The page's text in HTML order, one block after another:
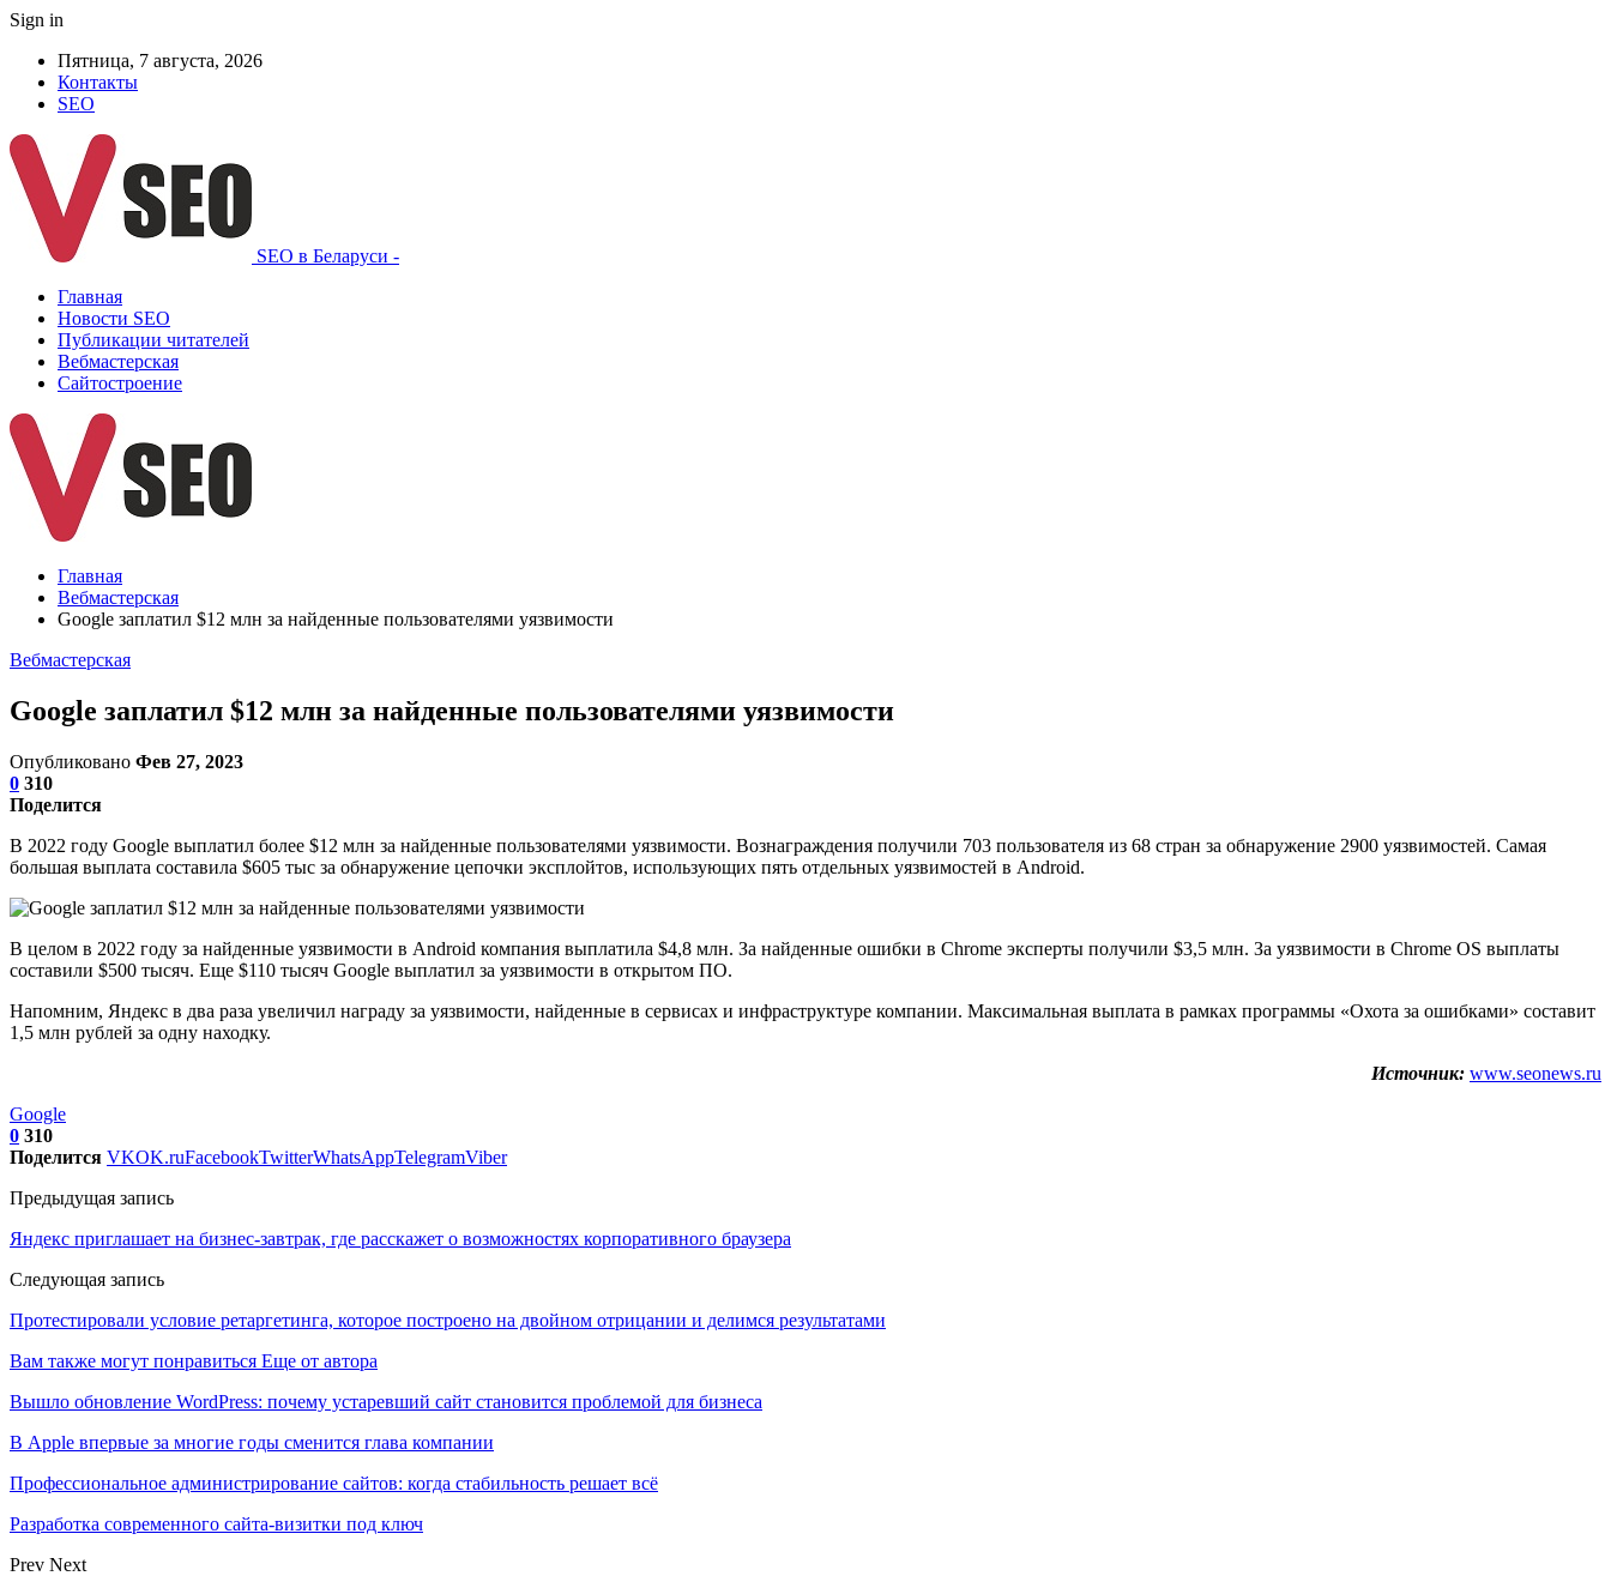
Sign in
Пятница, 7 августа, 2026
Контакты
SEO
SEO в Беларуси -
Главная
Новости SEO
Публикации читателей
Вебмастерская
Сайтостроение
Главная
Вебмастерская
Google заплатил $12 млн за найденные пользователями уязвимости
Вебмастерская
Google заплатил $12 млн за найденные пользователями уязвимости
Опубликовано Фев 27, 2023
0 310
Поделится
В 2022 году Google выплатил более $12 млн за найденные пользователями уязвимости. Вознаграждения получили 703 пользователя из 68 стран за обнаружение 2900 уязвимостей. Самая
большая выплата составила $605 тыс за обнаружение цепочки эксплойтов, использующих пять отдельных уязвимостей в Android.
В целом в 2022 году за найденные уязвимости в Android компания выплатила $4,8 млн. За найденные ошибки в Chrome эксперты получили $3,5 млн. За уязвимости в Chrome OS выплаты
составили $500 тысяч. Еще $110 тысяч Google выплатил за уязвимости в открытом ПО.
Напомним, Яндекс в два раза увеличил награду за уязвимости, найденные в сервисах и инфраструктуре компании. Максимальная выплата в рамках программы «Охота за ошибками» составит
1,5 млн рублей за одну находку.
Источник: www.seonews.ru
Google
0 310
Поделится VKOK.ruFacebookTwitterWhatsAppTelegramViber
Предыдущая запись
Яндекс приглашает на бизнес-завтрак, где расскажет о возможностях корпоративного браузера
Следующая запись
Протестировали условие ретаргетинга, которое построено на двойном отрицании и делимся результатами
Вам также могут понравиться Еще от автора
Вышло обновление WordPress: почему устаревший сайт становится проблемой для бизнеса
В Apple впервые за многие годы сменится глава компании
Профессиональное администрирование сайтов: когда стабильность решает всё
Разработка современного сайта-визитки под ключ
Prev Next